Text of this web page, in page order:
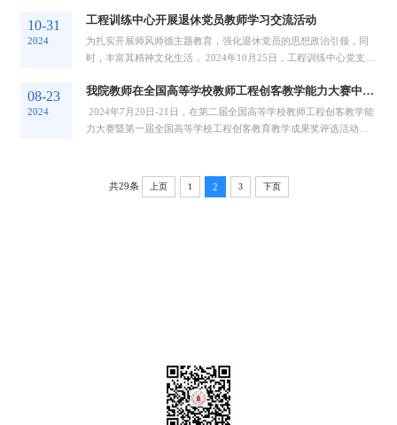
10-31
2024
工程训练中心开展退休党员教师学习交流活动
为扎实开展师风师德主题教育，强化退休党员的思想政治引领，同
时，丰富其精神文化生活， 2024年10月25日，工程训练中心党支部
08-23
2024
我院教师在全国高等学校教师工程创客教学能力大赛中荣获佳绩
2024年7月20日-21日，在第二届全国高等学校教师工程创客教学能
力大赛暨第一届全国高等学校工程创客教育教学成果奖评选活动
共29条 上页 1 2 3 下页